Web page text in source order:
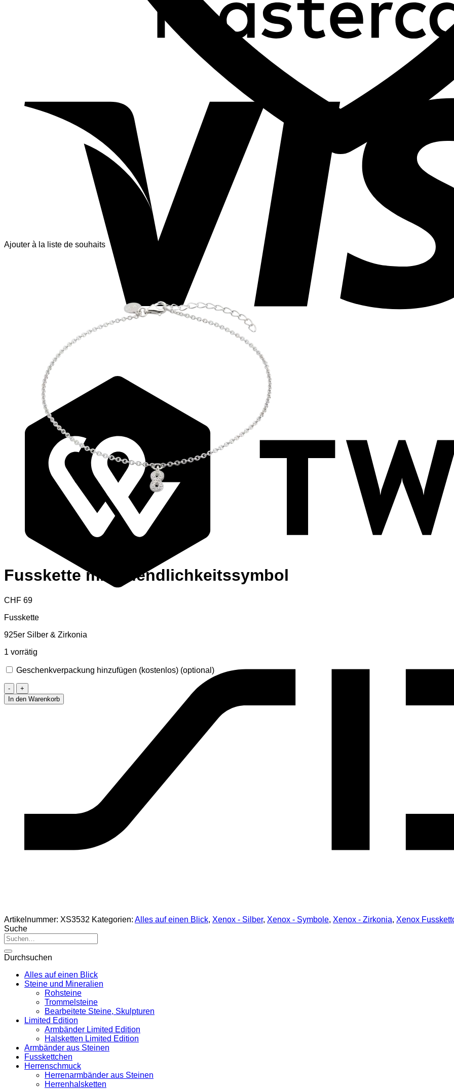
Ajouter à la liste de souhaits
Fusskette mit Unendlichkeitssymbol
CHF 69
Fusskette
925er Silber & Zirkonia
1 vorrätig
Geschenkverpackung hinzufügen (kostenlos) (optional)
Fusskette
mit
Unendlichkeitssymbol
In den Warenkorb
Artikelnummer: XS3532 Kategorien: Alles auf einen Blick, Xenox - Silber, Xenox - Symbole, Xenox - Zirkonia, Xenox
Suche
Suche
nach:
Durchsuchen
Alles auf einen Blick
Steine und Mineralien
Rohsteine
Trommelsteine
Bearbeitete Steine, Skulpturen
Limited Edition
Armbänder Limited Edition
Halsketten Limited Edition
Armbänder aus Steinen
Fusskettchen
Herrenschmuck
Herrenarmbänder aus Steinen
Herrenhalsketten